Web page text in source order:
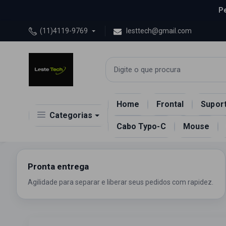
(11)4119-9769 lesttech@gmail.com
Categorias
Eletrônicos
Home Frontal
Cabo Typo-C Mouse
Pronta entrega
Agilidade para separar e liberar seus pedidos com rapidez.